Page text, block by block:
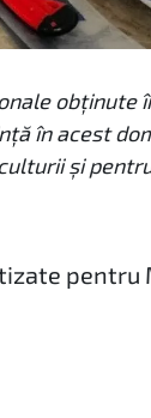
obținute
în acest
și
pentru